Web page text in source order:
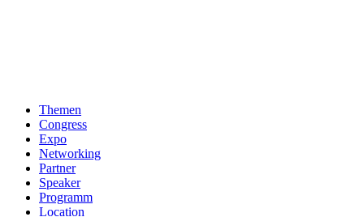
Themen
Congress
Expo
Networking
Partner
Speaker
Programm
Location